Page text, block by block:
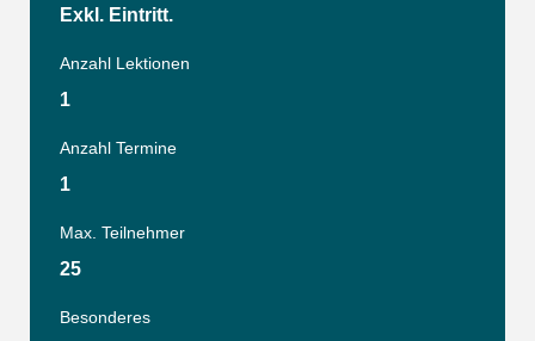
Exkl. Eintritt.
Anzahl Lektionen
1
Anzahl Termine
1
Max. Teilnehmer
25
Besonderes